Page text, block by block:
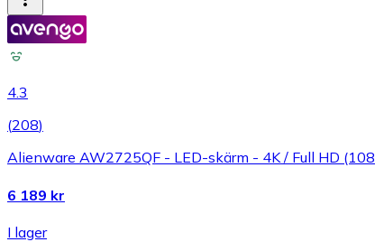
4.3
(208)
Alienware AW2725QF - LED-skärm - 4K / Full HD (108
6 189 kr
I lager